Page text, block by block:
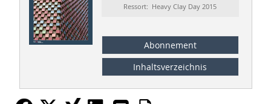
Ressort: Heavy Clay Day 2015
Abonnement
Inhaltsverzeichnis